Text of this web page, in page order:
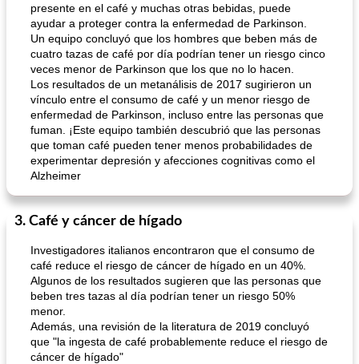
presente en el café y muchas otras bebidas, puede
ayudar a proteger contra la enfermedad de Parkinson.
Un equipo concluyó que los hombres que beben más de
cuatro tazas de café por día podrían tener un riesgo cinco
veces menor de Parkinson que los que no lo hacen.
Los resultados de un metanálisis de 2017 sugirieron un
vínculo entre el consumo de café y un menor riesgo de
enfermedad de Parkinson, incluso entre las personas que
fuman. ¡Este equipo también descubrió que las personas
que toman café pueden tener menos probabilidades de
experimentar depresión y afecciones cognitivas como el
Alzheimer
3. Café y cáncer de hígado
Investigadores italianos encontraron que el consumo de
café reduce el riesgo de cáncer de hígado en un 40%.
Algunos de los resultados sugieren que las personas que
beben tres tazas al día podrían tener un riesgo 50%
menor.
Además, una revisión de la literatura de 2019 concluyó
que "la ingesta de café probablemente reduce el riesgo de
cáncer de hígado"